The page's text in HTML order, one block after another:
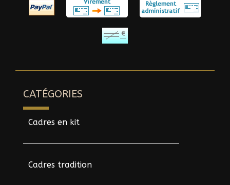
CATÉGORIES
Cadres en kit
Cadres tradition